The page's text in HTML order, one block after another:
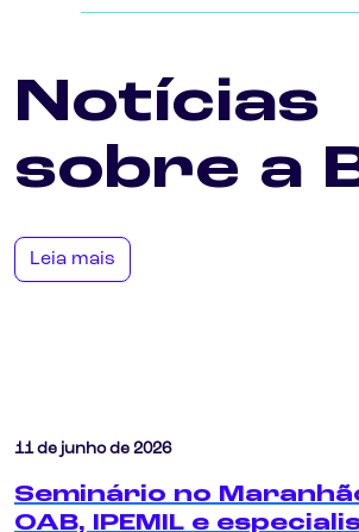
Notícias
sobre a
Leia mais
11 de junho de 2026
Seminário no
OAB, IPEMIL e